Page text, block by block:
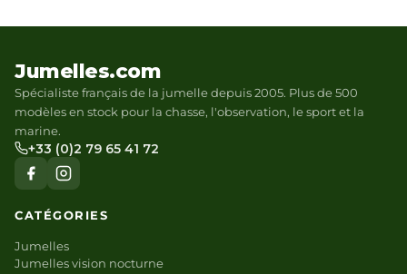
Jumelles.com
Spécialiste français de la jumelle depuis 2005. Plus de 500
modèles en stock pour la chasse, l'observation, le sport et la
marine.
+33 (0)2 79 65 41 72
CATÉGORIES
Jumelles
Jumelles vision nocturne